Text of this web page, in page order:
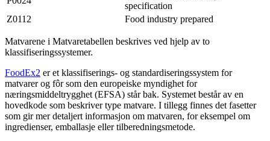
specification
Z0112
Food industry prepared
Matvarene i Matvaretabellen beskrives ved hjelp av to
klassifiseringssystemer.
FoodEx2 er et klassifiserings- og standardiseringssystem for
matvarer og fôr som den europeiske myndighet for
næringsmiddeltrygghet (EFSA) står bak. Systemet består av en
hovedkode som beskriver type matvare. I tillegg finnes det fasetter
som gir mer detaljert informasjon om matvaren, for eksempel om
ingredienser, emballasje eller tilberedningsmetode.